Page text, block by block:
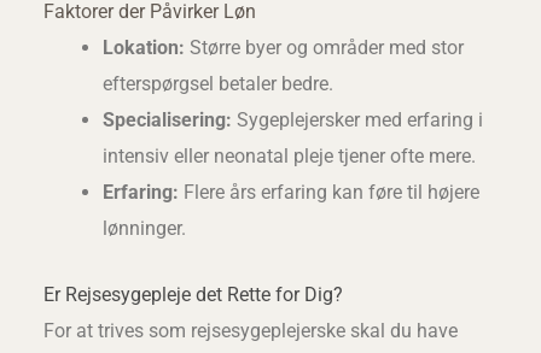
Faktorer der Påvirker Løn
Lokation: Større byer og områder med stor
efterspørgsel betaler bedre.
Specialisering: Sygeplejersker med erfaring i
intensiv eller neonatal pleje tjener ofte mere.
Erfaring: Flere års erfaring kan føre til højere
lønninger.
Er Rejsesygepleje det Rette for Dig?
For at trives som rejsesygeplejerske skal du have